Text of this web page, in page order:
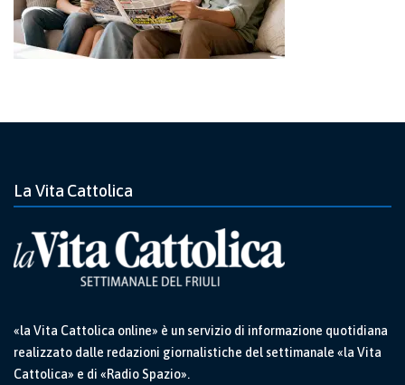
La Vita Cattolica
«la Vita Cattolica online» è un servizio di informazione quotidiana
realizzato dalle redazioni giornalistiche del settimanale «la Vita
Cattolica» e di «Radio Spazio».